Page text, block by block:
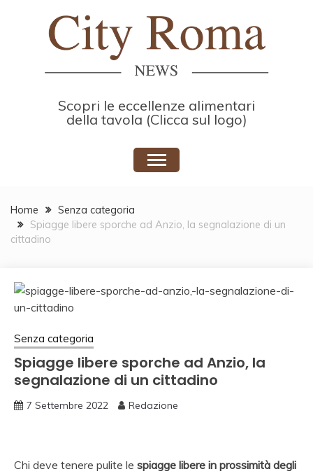
Scopri le eccellenze alimentari
della tavola (Clicca sul logo)
Home
Senza categoria
Spiagge libere sporche ad Anzio, la segnalazione di un
cittadino
Senza categoria
Spiagge libere sporche ad Anzio, la
segnalazione di un cittadino
7 Settembre 2022 Redazione
Chi deve tenere pulite le spiagge libere in prossimità degli